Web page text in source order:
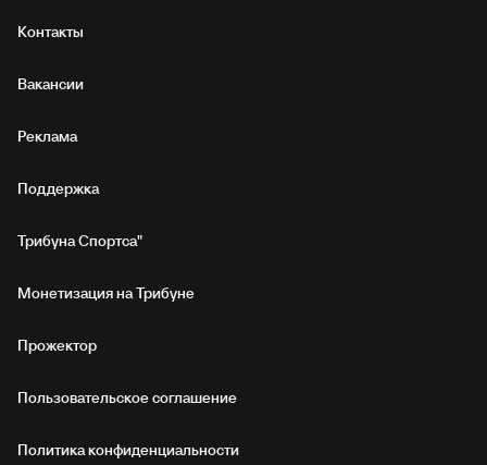
Контакты
Вакансии
Реклама
Поддержка
Трибуна Спортса"
Монетизация на Трибуне
Прожектор
Пользовательское соглашение
Политика конфиденциальности